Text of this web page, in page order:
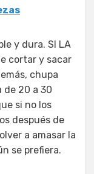
y dura. SI LA
cortar y sacar
chupa
de 20 a 30
si no los
después de
a amasar la
se prefiera.